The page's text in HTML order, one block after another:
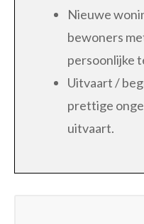
Nieuwe
bewoners
persoonlijke
Uitvaart /
prettige
uitvaart.